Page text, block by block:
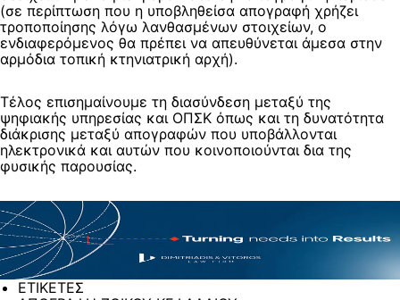
(σε περίπτωση που η υποβληθείσα απογραφή χρήζει
τροποποίησης λόγω λανθασμένων στοιχείων, ο
ενδιαφερόμενος θα πρέπει να απευθύνεται άμεσα στην
αρμόδια τοπική κτηνιατρική αρχή).
Τέλος επισημαίνουμε τη διασύνδεση μεταξύ της
ψηφιακής υπηρεσίας και ΟΠΣΚ όπως και τη δυνατότητα
διάκρισης μεταξύ απογραφών που υποβάλλονται
ηλεκτρονικά και αυτών που κοινοποιούνται δια της
φυσικής παρουσίας.
ΕΤΙΚΕΤΕΣ